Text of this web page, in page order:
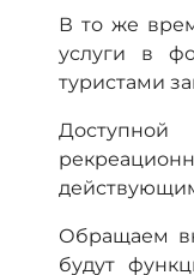
В то же
услуги в
туристами
Обращаем
будут